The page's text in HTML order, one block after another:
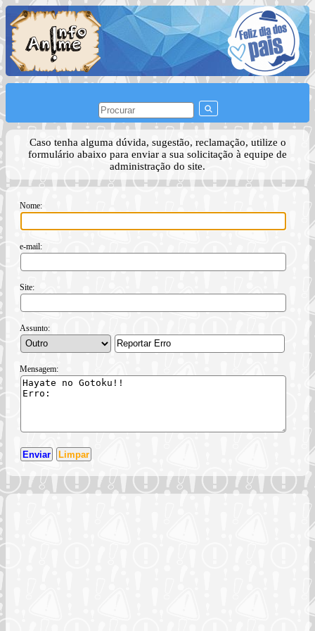
Caso tenha alguma dúvida, sugestão, reclamação, utilize o
formulário abaixo para enviar a sua solicitação à equipe de
administração do site.
Nome:
e-mail:
Site:
Assunto:
Mensagem: